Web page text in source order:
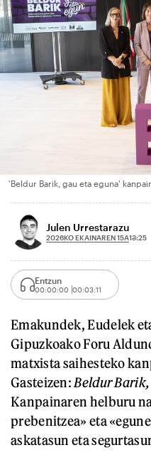
'Beldur Barik, gau eta eguna'
Julen Urrestarazu
2026KO EKAINAREN 15A13:25
Entzun
00:00:00 00:03:11
Emakundek, Eudelek
Gipuzkoako Foru
matxista saihesteko
Gasteizen: Beldur Barik,
Kanpainaren helburu
prebenitzea» eta
askatasun eta